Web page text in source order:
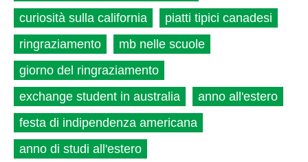
curiosità sulla california
piatti tipici canadesi
ringraziamento
mb nelle scuole
giorno del ringraziamento
exchange student in australia
anno all'estero
festa di indipendenza americana
anno di studi all'estero